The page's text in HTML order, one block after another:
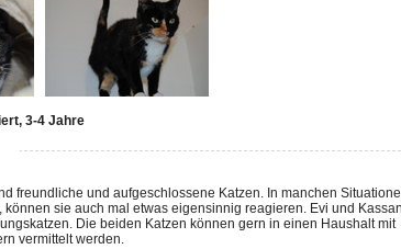
3-4 Jahre
freundliche und aufgeschlossene Katzen. In manchen
können sie auch mal etwas eigensinnig reagieren. Evi und
Die beiden Katzen können gern in einen Haushalt mit
vermittelt werden.